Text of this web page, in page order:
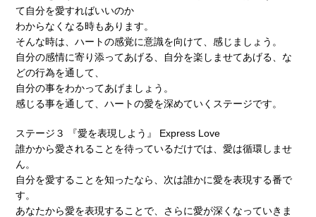
て⾃分を愛すればいいのか
わからなくなる時もあります。
そんな時は、ハートの感覚に意識を向けて、感じましょう。
⾃分の感情に寄り添ってあげる、⾃分を楽しませてあげる、な
どの⾏為を通して、
⾃分の事をわかってあげましょう。
感じる事を通して、ハートの愛を深めていくステージです。
ステージ３ 『愛を表現しよう』 Express Love
誰かから愛されることを待っているだけでは、愛は循環しませ
ん。
⾃分を愛することを知ったなら、次は誰かに愛を表現する番で
す。
あなたから愛を表現することで、さらに愛が深くなっていきま